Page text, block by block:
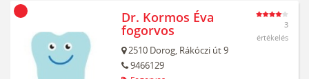
Dr. Kormos Éva
fogorvos
2510 Dorog, Rákóczi út 9
9466129
3
értékelés